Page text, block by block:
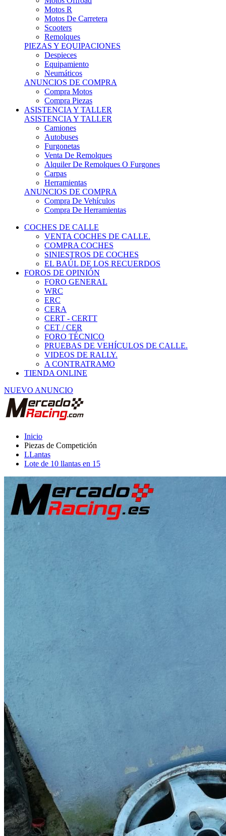
Motos R
Motos De Carretera
Scooters
Remolques
PIEZAS Y EQUIPACIONES
Despieces
Equipamiento
Neumáticos
ANUNCIOS DE COMPRA
Compra Motos
Compra Piezas
ASISTENCIA Y TALLER
ASISTENCIA Y TALLER
Camiones
Autobuses
Furgonetas
Venta De Remolques
Alquiler De Remolques O Furgones
Carpas
Herramientas
ANUNCIOS DE COMPRA
Compra De Vehículos
Compra De Herramientas
COCHES DE CALLE
VENTA COCHES DE CALLE.
COMPRA COCHES
SINIESTROS DE COCHES
EL BAÚL DE LOS RECUERDOS
FOROS DE OPINIÓN
FORO GENERAL
WRC
ERC
CERA
CERT - CERTT
CET / CER
FORO TÉCNICO
PRUEBAS DE VEHÍCULOS DE CALLE.
VIDEOS DE RALLY.
A CONTRATRAMO
TIENDA ONLINE
NUEVO ANUNCIO
Inicio
Piezas de Competición
LLantas
Lote de 10 llantas en 15